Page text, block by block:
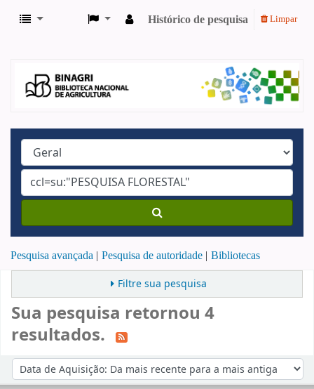
Histórico de pesquisa Limpar
Pesquisa avançada Pesquisa de autoridade Bibliotecas
Filtre sua pesquisa
Sua pesquisa retornou 4
resultados.
Ordenar por: